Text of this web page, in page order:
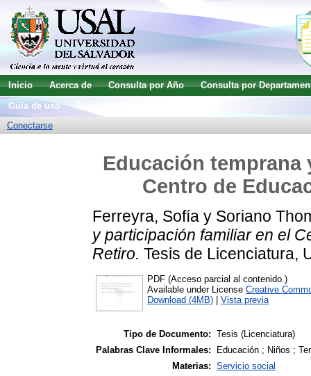
Inicio Acerca de Consulta por Año
Consulta por
Guía de uso
Conectarse
Educación
Centro de
Ferreyra, Sofía y Soriano
y participación familiar en el
Retiro. Tesis de Licenciatura,
PDF (Acceso parcial al contenido.)
Available under License Creative
Download (4MB)
Vista previa
Tipo de Documento: Tesis (Licenciatura)
Palabras Clave Informales:
Educación ; Niños ;
Materias: Servicio social